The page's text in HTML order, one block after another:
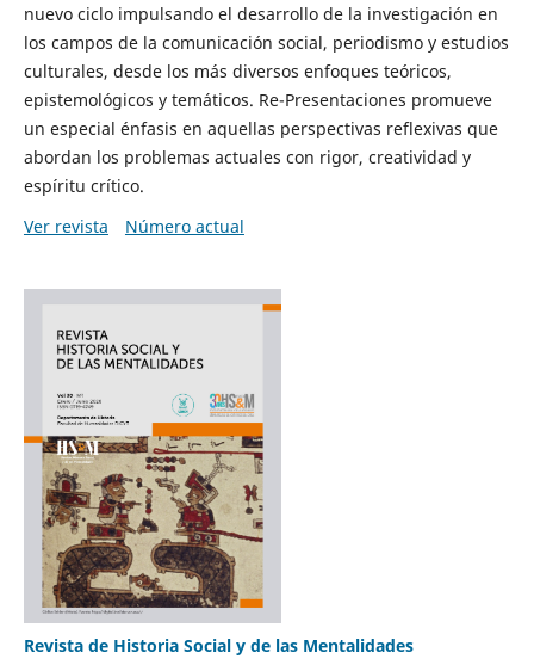
nuevo ciclo impulsando el desarrollo de la investigación en
los campos de la comunicación social, periodismo y estudios
culturales, desde los más diversos enfoques teóricos,
epistemológicos y temáticos. Re-Presentaciones promueve
un especial énfasis en aquellas perspectivas reflexivas que
abordan los problemas actuales con rigor, creatividad y
espíritu crítico.
Ver revista
Número actual
Revista de Historia Social y de las Mentalidades